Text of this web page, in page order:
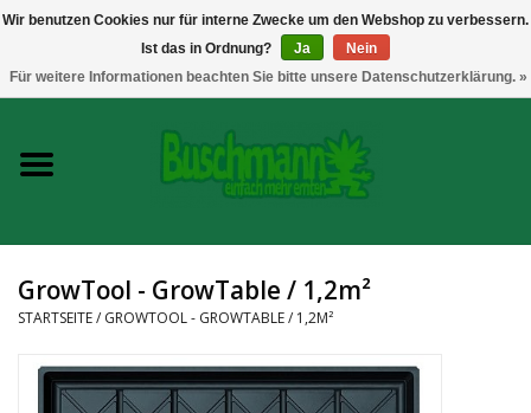
Growshop
Messtechnik
Headshop
Vaporizer
GrowTool - GrowTable / 1,2m²
STARTSEITE/ GROWTOOL - GROWTABLE / 1,2M²
Wir benutzen Cookies nur für interne Zwecke um den Webshop zu verbessern.
Ist das in Ordnung?
Ja
Nein
Für weitere Informationen beachten Sie bitte unsere Datenschutzerklärung. »